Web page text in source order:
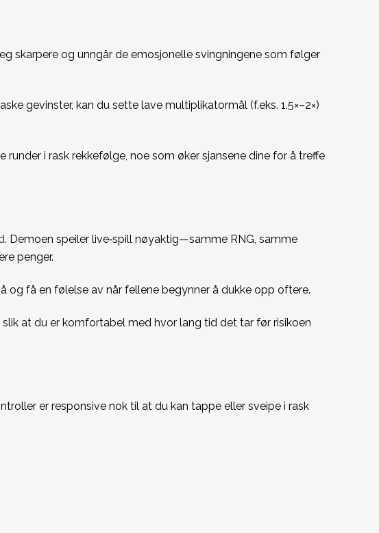
skarpere og unngår de emosjonelle svingningene som følger
gevinster, kan du sette lave multiplikatormål (f.eks. 1.5×–2×)
i rask rekkefølge, noe som øker sjansene dine for å treffe
. Demoen speiler live‑spill nøyaktig—samme RNG, samme
penger.
få en følelse av når fellene begynner å dukke opp oftere.
at du er komfortabel med hvor lang tid det tar før risikoen
er responsive nok til at du kan tappe eller sveipe i rask